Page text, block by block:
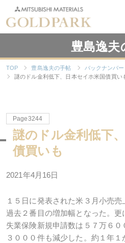
豊島逸夫
TOP 豊島逸夫の手帖
バックナンバー
謎のドル金利低下、日本セイホ米国債買い
Page3244
謎のドル金利低下
債買いも
2021年4月16日
１５日に発表された米３月小売売
過去２番目の増加幅となった。
失業保険新規申請数は５７万６
３０００件も減少した。約１年